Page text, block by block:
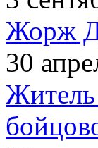
Жорж
30
Житель